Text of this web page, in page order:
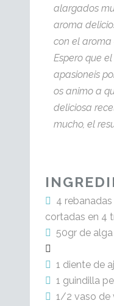
alargados
aroma
con el aroma
Espero que
apasioneis
os animo a
deliciosa
mucho, el
4
cortadas en 4
50gr de
1 diente de
1 guindilla
1/2 vaso de